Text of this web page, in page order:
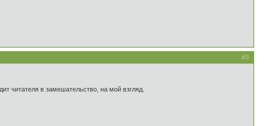
#3
читателя в замешательство, на мой взгляд.